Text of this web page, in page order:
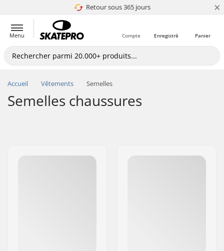
Retour sous 365 jours
4.8 de 5 ×
Menu Panier
Enregistré
Compte
Accueil Vêtements Semelles
Semelles chaussures